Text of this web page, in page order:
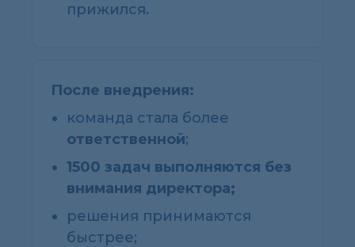
прижился.
После внедрения:
команда стала более
ответственной;
1500 задач выполняются без
внимания директора;
решения принимаются
быстрее;